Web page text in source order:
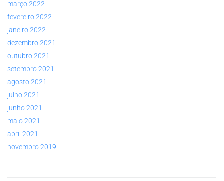
março 2022
fevereiro 2022
janeiro 2022
dezembro 2021
outubro 2021
setembro 2021
agosto 2021
julho 2021
junho 2021
maio 2021
abril 2021
novembro 2019